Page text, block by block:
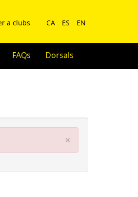
CA ES EN
a clubs
FAQs Dorsals
×